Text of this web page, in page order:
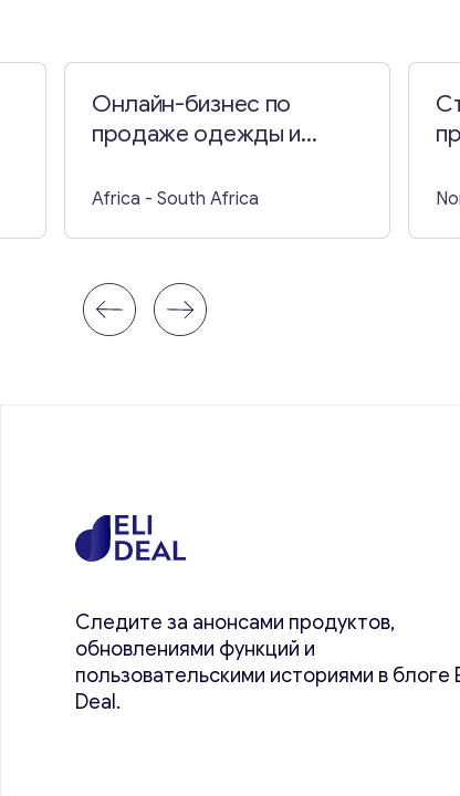
Онлайн-бизнес по
продаже одежды и
Africa - South Africa
Следите за анонсами продуктов,
обновлениями функций и
пользовательскими историями в блоге
Deal.